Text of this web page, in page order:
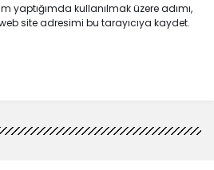
yaptığımda kullanılmak üzere adımı,
site adresimi bu tarayıcıya kaydet.